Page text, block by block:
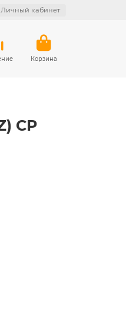
Личный кабинет
Корзина
CP